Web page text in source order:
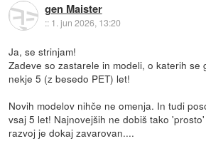
gen Maister
:: 1. jun 2026, 13:20
Ja, se strinjam!
Zadeve so zastarele in modeli, o katerih se
nekje 5 (z besedo PET) let!
Novih modelov nihče ne omenja. In tudi
vsaj 5 let! Najnovejših ne dobiš tako
razvoj je dokaj zavarovan....